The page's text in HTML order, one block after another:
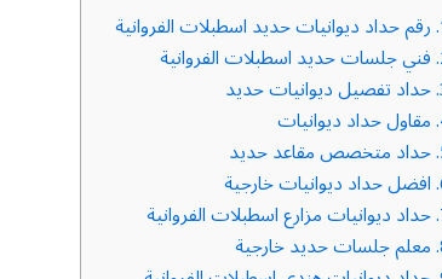
رقم حداد ديوانيات حديد اسطبلات الفروانية
فني جلسات حديد اسطبلات الفروانية
حداد تفصيل ديوانيات حديد
مقاول حداد ديوانيات
حداد متخصص مقاعد حديد
افضل حداد ديوانيات خارجية
حداد ديوانيات مزارع اسطبلات الفروانية
معلم جلسات حديد خارجية